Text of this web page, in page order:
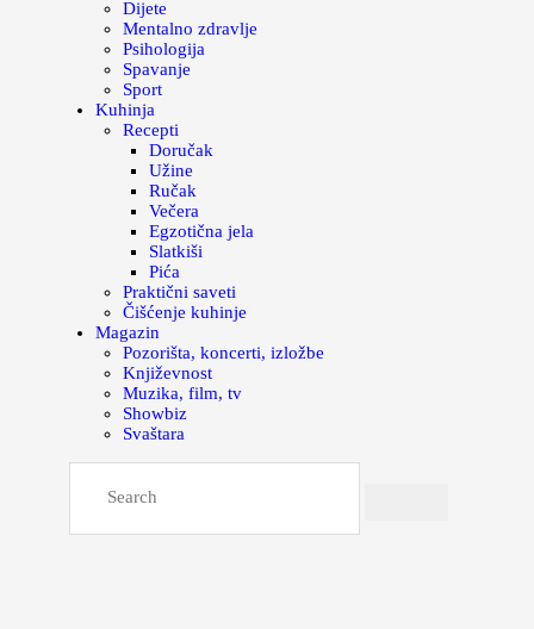
Dijete
Mentalno zdravlje
Psihologija
Spavanje
Sport
Kuhinja
Recepti
Doručak
Užine
Ručak
Večera
Egzotična jela
Slatkiši
Pića
Praktični saveti
Čišćenje kuhinje
Magazin
Pozorišta, koncerti, izložbe
Književnost
Muzika, film, tv
Showbiz
Svaštara